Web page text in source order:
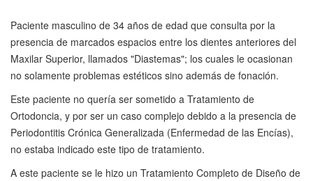
Paciente masculino de 34 años de edad que consulta por la
presencia de marcados espacios entre los dientes anteriores del
Maxilar Superior, llamados "Diastemas"; los cuales le ocasionan
no solamente problemas estéticos sino además de fonación.
Este paciente no quería ser sometido a Tratamiento de
Ortodoncia, y por ser un caso complejo debido a la presencia de
Periodontitis Crónica Generalizada (Enfermedad de las Encías),
no estaba indicado este tipo de tratamiento.
A este paciente se le hizo un Tratamiento Completo de Diseño de